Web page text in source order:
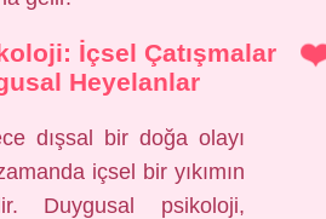
İçsel Çatışmalar
Heyelanlar
dışsal bir doğa olayı
içsel bir yıkımın
Duygusal psikoloji,